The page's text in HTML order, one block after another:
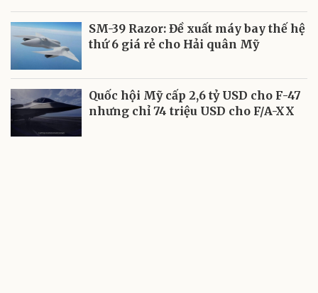
SM-39 Razor: Đề xuất máy bay thế hệ
thứ 6 giá rẻ cho Hải quân Mỹ
Quốc hội Mỹ cấp 2,6 tỷ USD cho F-47
nhưng chỉ 74 triệu USD cho F/A-XX